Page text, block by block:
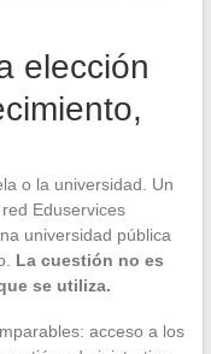
elección
o la universidad. Un
Eduservices
universidad pública
La cuestión no es
se utiliza.
acceso a los